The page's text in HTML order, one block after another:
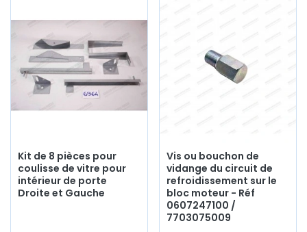
Kit de 8 pièces pour
coulisse de vitre pour
intérieur de porte
Droite et Gauche
Vis ou bouchon de
vidange du circuit de
refroidissement sur le
bloc moteur - Réf
0607247100 /
7703075009